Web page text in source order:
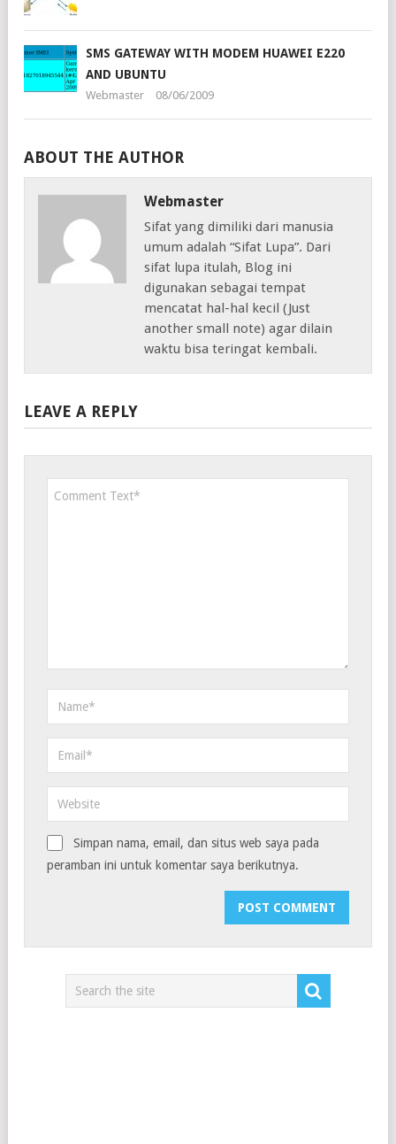
SMS GATEWAY WITH MODEM HUAWEI E220
AND UBUNTU
Webmaster 08/06/2009
ABOUT THE AUTHOR
Webmaster
Sifat yang dimiliki dari manusia
umum adalah “Sifat Lupa”. Dari
sifat lupa itulah, Blog ini
digunakan sebagai tempat
mencatat hal-hal kecil (Just
another small note) agar dilain
waktu bisa teringat kembali.
LEAVE A REPLY
Simpan nama, email, dan situs web saya pada
peramban ini untuk komentar saya berikutnya.